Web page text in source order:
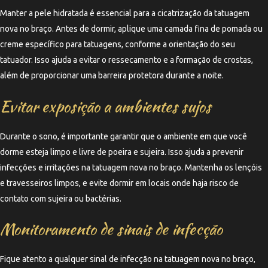
Manter a pele hidratada é essencial para a cicatrização da tatuagem
nova no braço. Antes de dormir, aplique uma camada fina de pomada ou
creme específico para tatuagens, conforme a orientação do seu
tatuador. Isso ajuda a evitar o ressecamento e a formação de crostas,
além de proporcionar uma barreira protetora durante a noite.
Evitar exposição a ambientes sujos
Durante o sono, é importante garantir que o ambiente em que você
dorme esteja limpo e livre de poeira e sujeira. Isso ajuda a prevenir
infecções e irritações na tatuagem nova no braço. Mantenha os lençóis
e travesseiros limpos, e evite dormir em locais onde haja risco de
contato com sujeira ou bactérias.
Monitoramento de sinais de infecção
Fique atento a qualquer sinal de infecção na tatuagem nova no braço,